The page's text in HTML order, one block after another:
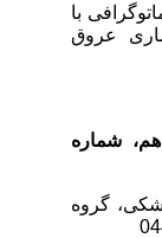
با
عروق
شماره‌
گروه